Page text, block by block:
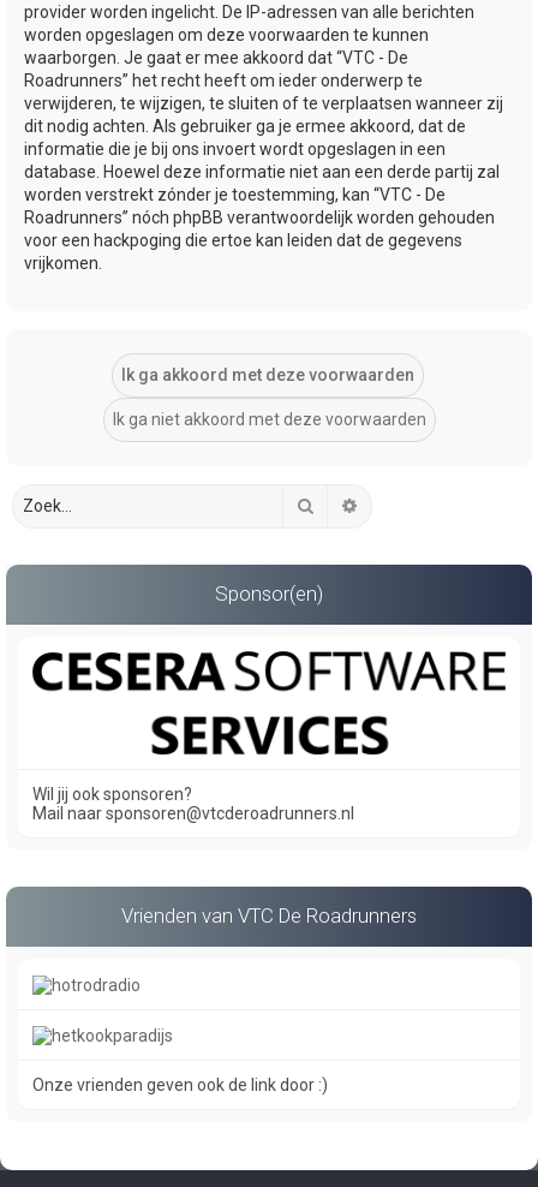
provider worden ingelicht. De IP-adressen van alle berichten
worden opgeslagen om deze voorwaarden te kunnen
waarborgen. Je gaat er mee akkoord dat “VTC - De
Roadrunners” het recht heeft om ieder onderwerp te
verwijderen, te wijzigen, te sluiten of te verplaatsen wanneer zij
dit nodig achten. Als gebruiker ga je ermee akkoord, dat de
informatie die je bij ons invoert wordt opgeslagen in een
database. Hoewel deze informatie niet aan een derde partij zal
worden verstrekt zónder je toestemming, kan “VTC - De
Roadrunners” nóch phpBB verantwoordelijk worden gehouden
voor een hackpoging die ertoe kan leiden dat de gegevens
vrijkomen.
Zoek
Sponsor(en)
Wil jij ook sponsoren?
Mail naar sponsoren@vtcderoadrunners.nl
Vrienden van VTC De Roadrunners
Onze vrienden geven ook de link door :)